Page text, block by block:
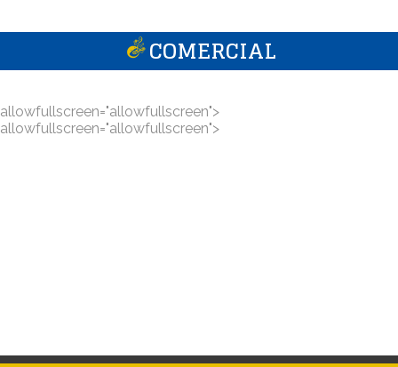
COMERCIAL
allowfullscreen="allowfullscreen">
allowfullscreen="allowfullscreen">